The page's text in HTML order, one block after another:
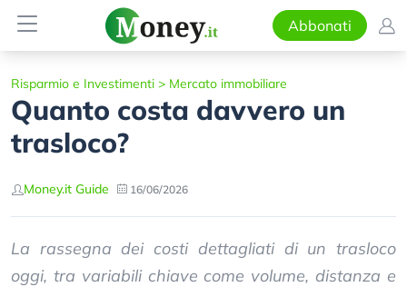
Abbonati
Risparmio e Investimenti > Mercato immobiliare
Quanto costa davvero un
trasloco?
Money.it Guide 16/06/2026
La rassegna dei costi dettagliati di un trasloco
oggi, tra variabili chiave come volume, distanza e